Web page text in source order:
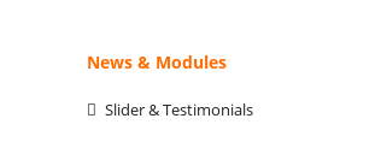
Navigation
News & Modules
Slider & Testimonials